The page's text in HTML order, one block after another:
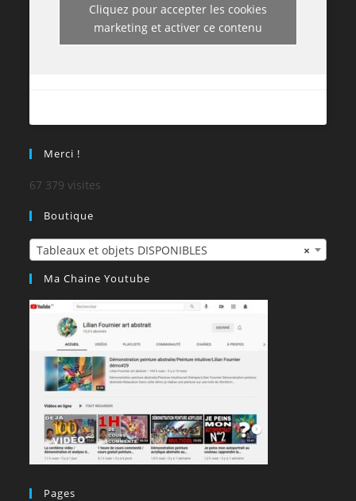
Cliquez pour accepter les cookies
marketing et activer ce contenu
Merci !
67 379 visites
Boutique
×
Tableaux et objets DISPONIBLES
Ma Chaine Youtube
Pages